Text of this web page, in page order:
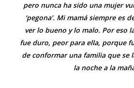
pero nunca ha sido una mujer
‘pegona’. Mi mamá siempre es
ver lo bueno y lo malo. Por eso
fue duro, peor para ella, porque
de conformar una familia que se
la noche a la